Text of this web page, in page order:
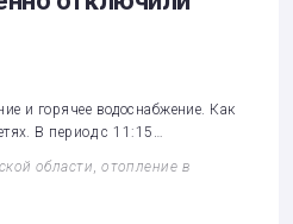
и горячее водоснабжение. Как
В период с 11:15…
области,отопление в